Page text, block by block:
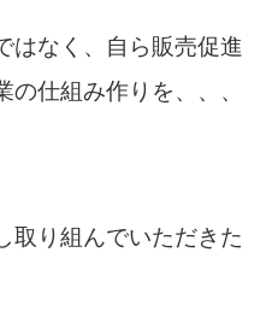
はなく、自ら販売促進
仕組み作りを、、、
取り組んでいただきた